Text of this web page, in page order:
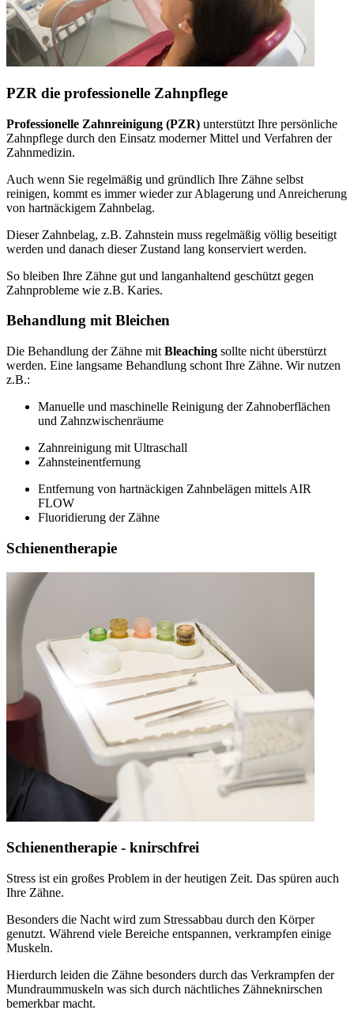
PZR die professionelle Zahnpflege
Professionelle Zahnreinigung (PZR) unterstützt Ihre persönliche
Zahnpflege durch den Einsatz moderner Mittel und Verfahren der
Zahnmedizin.
Auch wenn Sie regelmäßig und gründlich Ihre Zähne selbst
reinigen, kommt es immer wieder zur Ablagerung und Anreicherung
von hartnäckigem Zahnbelag.
Dieser Zahnbelag, z.B. Zahnstein muss regelmäßig völlig beseitigt
werden und danach dieser Zustand lang konserviert werden.
So bleiben Ihre Zähne gut und langanhaltend geschützt gegen
Zahnprobleme wie z.B. Karies.
Behandlung mit Bleichen
Die Behandlung der Zähne mit Bleaching sollte nicht überstürzt
werden. Eine langsame Behandlung schont Ihre Zähne. Wir nutzen
z.B.:
Manuelle und maschinelle Reinigung der Zahnoberflächen
und Zahnzwischenräume
Zahnreinigung mit Ultraschall
Zahnsteinentfernung
Entfernung von hartnäckigen Zahnbelägen mittels AIR
FLOW
Fluoridierung der Zähne
Schienentherapie
Schienentherapie - knirschfrei
Stress ist ein großes Problem in der heutigen Zeit. Das spüren auch
Ihre Zähne.
Besonders die Nacht wird zum Stressabbau durch den Körper
genutzt. Während viele Bereiche entspannen, verkrampfen einige
Muskeln.
Hierdurch leiden die Zähne besonders durch das Verkrampfen der
Mundraummuskeln was sich durch nächtliches Zähneknirschen
bemerkbar macht.